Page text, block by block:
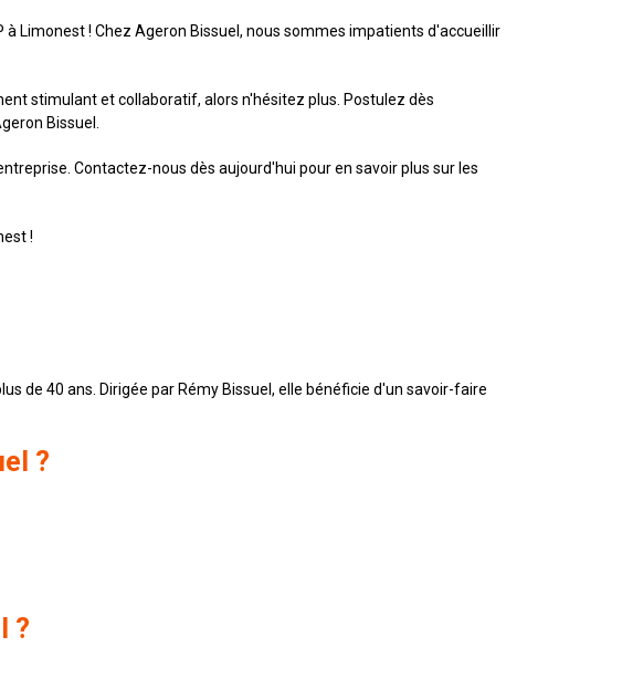
Limonest ! Chez Ageron Bissuel, nous sommes impatients d'accueillir
stimulant et collaboratif, alors n'hésitez plus. Postulez dès
Bissuel.
Contactez-nous dès aujourd'hui pour en savoir plus sur les
!
de 40 ans. Dirigée par Rémy Bissuel, elle bénéficie d'un savoir-faire
?
?